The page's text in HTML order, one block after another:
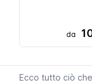
da
Ecco tutto ciò